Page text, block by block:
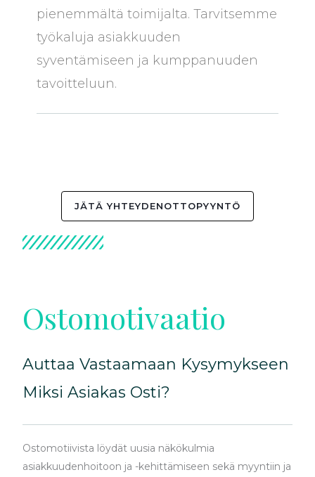
pienemmältä toimijalta. Tarvitsemme
työkaluja asiakkuuden
syventämiseen ja kumppanuuden
tavoitteluun.
JÄTÄ YHTEYDENOTTOPYYNTÖ
Ostomotivaatio
Auttaa Vastaamaan Kysymykseen
Miksi Asiakas Osti?
Ostomotiivista löydät uusia näkökulmia
asiakkuudenhoitoon ja -kehittämiseen sekä myyntiin ja